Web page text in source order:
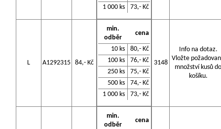
1 000 ks
73,- Kč
L A1292315 84,- Kč
min.
odběr
cena
10 ks
80,- Kč
100 ks
76,- Kč
250 ks
75,- Kč
500 ks
74,- Kč
1 000 ks
73,- Kč
3148
Info na dotaz.
Vložte
množství kusů do
košíku.
min.
odběr
cena